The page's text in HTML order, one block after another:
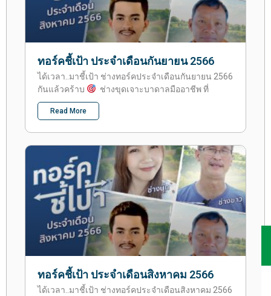
ทอร์คชี้เป้า ประจำเดือนกันยายน 2566
ได้เวลา..มาชี้เป้า ช่างทอร์คประจำเดือนกันยายน 2566
กันแล้วคร้าบ
ช่างขุดเจาะบาดาลมืออาชีพ ที่
Read More
ทอร์คชี้เป้า ประจำเดือนสิงหาคม 2566
ได้เวลา..มาชี้เป้า ช่างทอร์คประจำเดือนสิงหาคม 2566